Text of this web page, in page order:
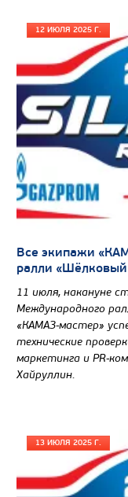
12 ИЮЛЯ 2025 Г.
Все экипажи
ралли
11 июля, накануне
Международного
«КАМАЗ-мастер»
технические
маркетинга и PR-
Хайруллин.
13 ИЮЛЯ 2025 Г.